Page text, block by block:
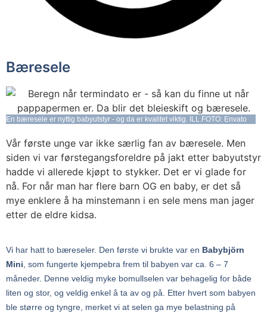
Bæresele
En bæresele er nyttig babyutstyr - og da er kvalitet viktig. ILL.FOTO: Envato
Vår første unge var ikke særlig fan av bæresele. Men
siden vi var førstegangsforeldre på jakt etter babyutstyr
hadde vi allerede kjøpt to stykker. Det er vi glade for
nå. For når man har flere barn OG en baby, er det så
mye enklere å ha minstemann i en sele mens man jager
etter de eldre kidsa.
Vi har hatt to bæreseler. Den første vi brukte var en Babybjörn
Mini , som fungerte kjempebra frem til babyen var ca. 6 – 7
måneder. Denne veldig myke bomullselen var behagelig for både
liten og stor, og veldig enkel å ta av og på. Etter hvert som babyen
ble større og tyngre, merket vi at selen ga mye belastning på